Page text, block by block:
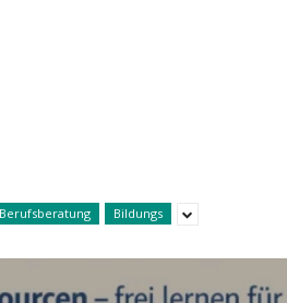
Berufsberatung Bildungs